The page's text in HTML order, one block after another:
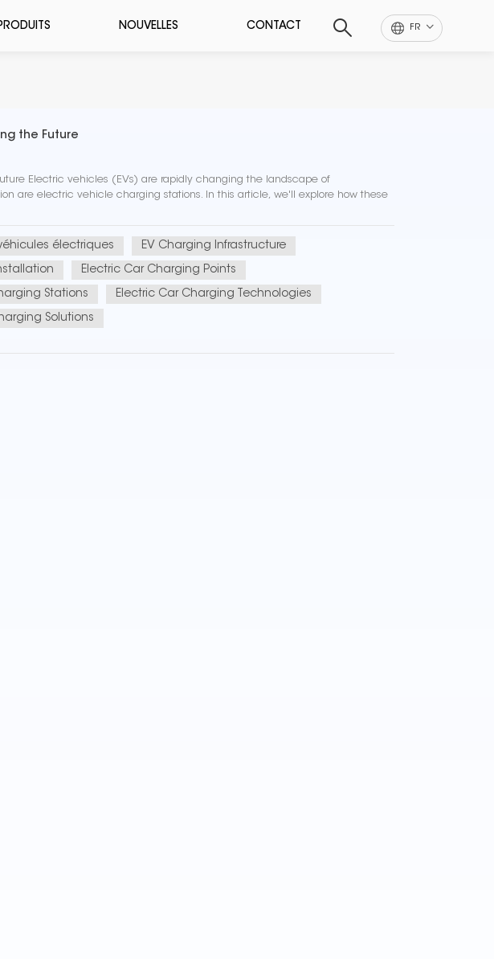
FR
NOUVELLES CONTACT
the Future
Electric vehicles (EVs) are rapidly changing the landscape of
are electric vehicle charging stations. In this article, we'll explore how these
électriques EV Charging Infrastructure
Electric Car Charging Points
Stations Electric Car Charging Technologies
Solutions